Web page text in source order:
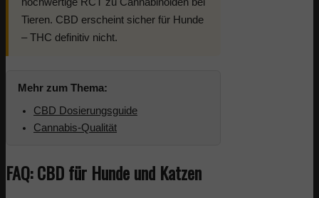
Tieren. CBD erscheint sicher für Hunde
– THC definitiv nicht.
Mehr zum Thema:
CBD Dosierungsguide
Cannabis-Qualität
FAQ: CBD für Hunde und Katzen